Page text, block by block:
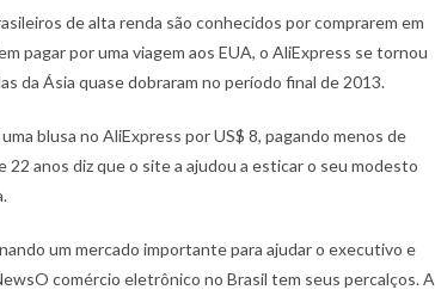
de alta renda são conhecidos por comprarem em
pagar por uma viagem aos EUA, o AliExpress se tornou
da Ásia quase dobraram no período final de 2013.
blusa no AliExpress por US$ 8, pagando menos de
22 anos diz que o site a ajudou a esticar o seu modesto
um mercado importante para ajudar o executivo e
comércio eletrônico no Brasil tem seus percalços. A